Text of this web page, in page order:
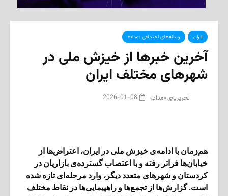
ایران رسانه‌های اجتماعی «مداد»
آخرین خبرها از خیزش ملی در
شهرهای مختلف ایران
تحریریه‌ی «مداد» 2026-01-08
هم‌زمان با ادامه‌ی خیزش ملی در ایران، اعتراض‌ها از
خیابان‌ها فراتر رفته و با اعتصاب گسترده‌ی بازاریان در
کردستان و شهرهای متعدد دیگر، وارد مرحله‌ای تازه شده
است. گزارش‌ها از تجمع‌ها و راهپیمایی‌ها در نقاط مختلف